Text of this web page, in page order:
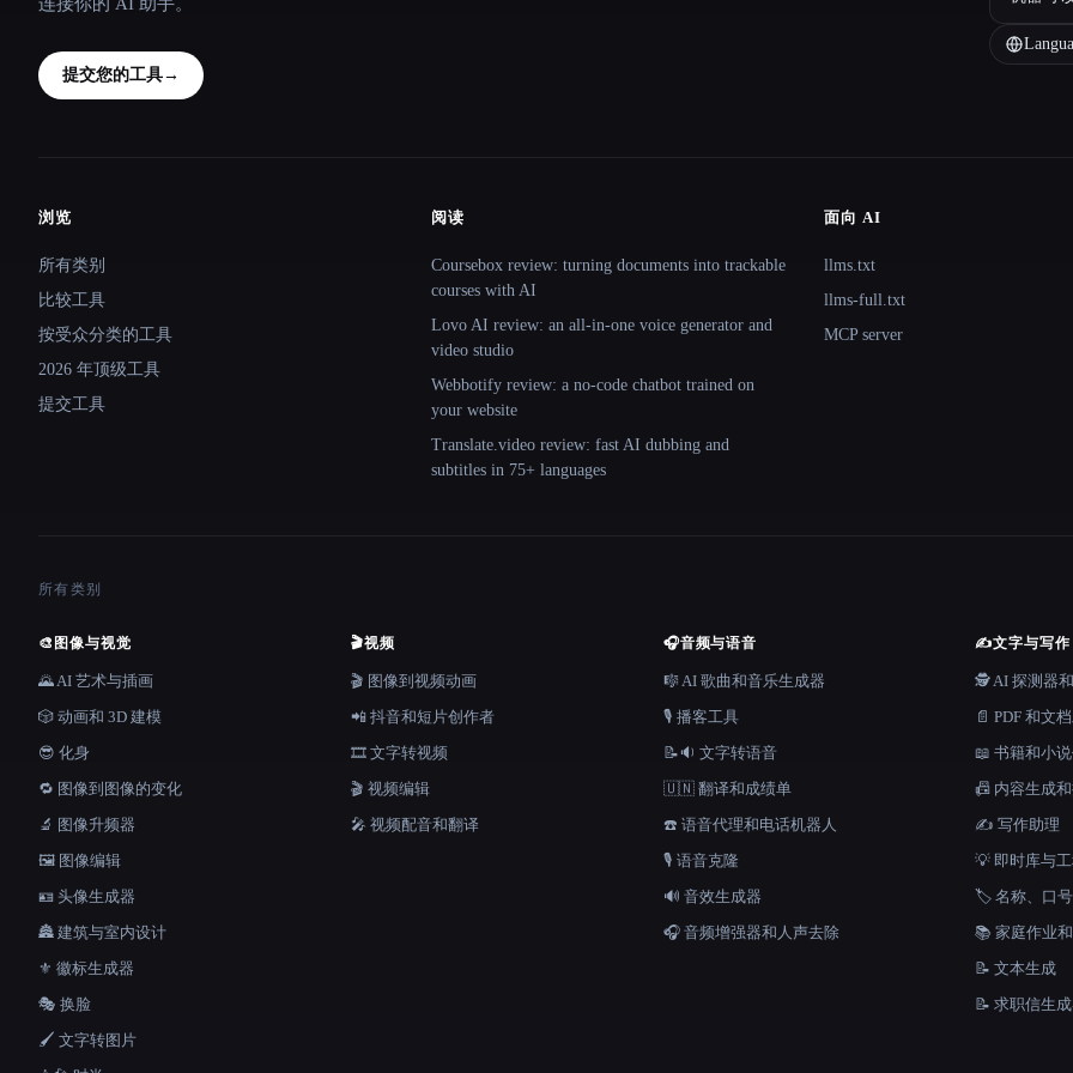
提交您的工具→
Site navigation
浏览
所有类别
比较工具
按受众分类的工具
2026 年顶级工具
提交工具
阅读
Coursebox review: turning documents into trackable
courses with AI
Lovo AI review: an all-in-one voice generator and
video studio
Webbotify review: a no-code chatbot trained on
your website
Translate.video review: fast AI dubbing and
subtitles in 75+ languages
面向 AI
llms.txt
llms-full.txt
MCP server
所有类别
🎨 图像与视觉
🌄 AI 艺术与插画
🎲 动画和 3D 建模
😎 化身
🔁 图像到图像的变化
🔬 图像升频器
🖼️ 图像编辑
🪪 头像生成器
🏯 建筑与室内设计
⚜️ 徽标生成器
🎭 换脸
🖌️ 文字转图片
🎬视频
🎬 图像到视频动画
📲 抖音和短片创作者
🎞️ 文字转视频
🎬 视频编辑
🎤 视频配音和翻译
🎧音频与语音
🎼 AI 歌曲和音乐生成器
🎙️ 播客工具
📝🔉 文字转语音
🇺🇳 翻译和成绩单
☎️ 语音代理和电话机器人
🎙️ 语音克隆
🔊 音效生成器
🎧 音频增强器和人声去除
✍️文字与写作
🕵️ AI 探测器
📄 PDF 和文
📖 书籍和小
📠 内容生成
✍️ 写作助理
💡 即时库与
🏷️ 名称、口
📚 家庭作业
📝 文本生成
📝 求职信生